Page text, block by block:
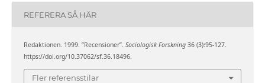
REFERERA SÅ HÄR
Redaktionen. 1999. ”Recensioner”. Sociologisk Forskning36 (3):95-127.
https://doi.org/10.37062/sf.36.18496.
Fler referensstilar